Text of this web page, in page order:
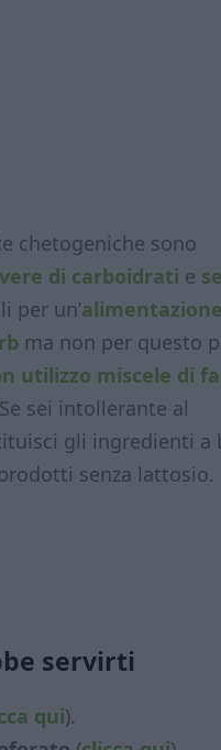
chetogeniche sono
di carboidrati e
per un’alimentazione
ma non per questo
utilizzo miscele di
Se sei intollerante al
gli ingredienti a
senza lattosio.
servirti
qui).